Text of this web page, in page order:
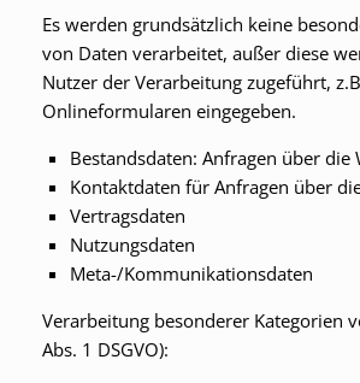
Es werden grundsätzlich keine
von Daten verarbeitet, außer diese
Nutzer der Verarbeitung zugeführt,
Onlineformularen eingegeben.
Bestandsdaten: Anfragen über die
Kontaktdaten für Anfragen über
Vertragsdaten
Nutzungsdaten
Meta-/Kommunikationsdaten
Verarbeitung besonderer Kategorien
Abs. 1 DSGVO):